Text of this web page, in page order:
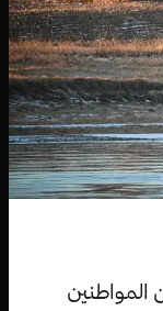
المواطنين